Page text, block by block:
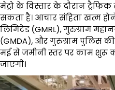
मेट्रो के विस्तार के दौरान
सकता है। आचार संहिता खत्म
लिमिटेड (GMRL), गुरुग्राम
(GMDA), और गुरुग्राम पुलिस
मई से जमीनी स्तर पर काम शुरू
जाएगी।